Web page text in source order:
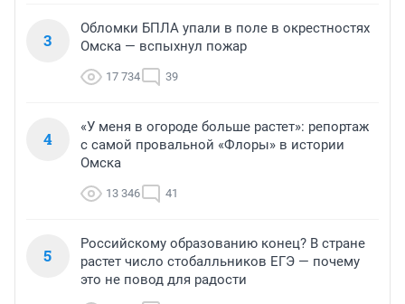
3
Обломки БПЛА упали в поле в окрестностях
Омска — вспыхнул пожар
17 734 39
4
«У меня в огороде больше растет»: репортаж
с самой провальной «Флоры» в истории
Омска
13 346 41
5
Российскому образованию конец? В стране
растет число стобалльников ЕГЭ — почему
это не повод для радости